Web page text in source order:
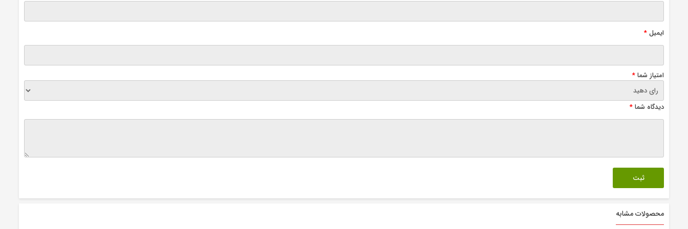
ایمیل*
امتیاز شما*
دیدگاه شما*
محصولات مشابه